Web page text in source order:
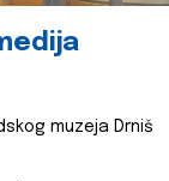
muzeja Drniš